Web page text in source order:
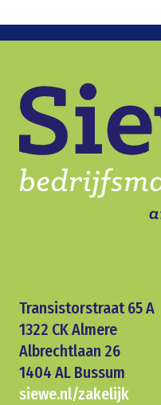
Transistorstraat 65 A
1322 CK Almere
Albrechtlaan 26
1404 AL Bussum
siewe.nl/zakelijk